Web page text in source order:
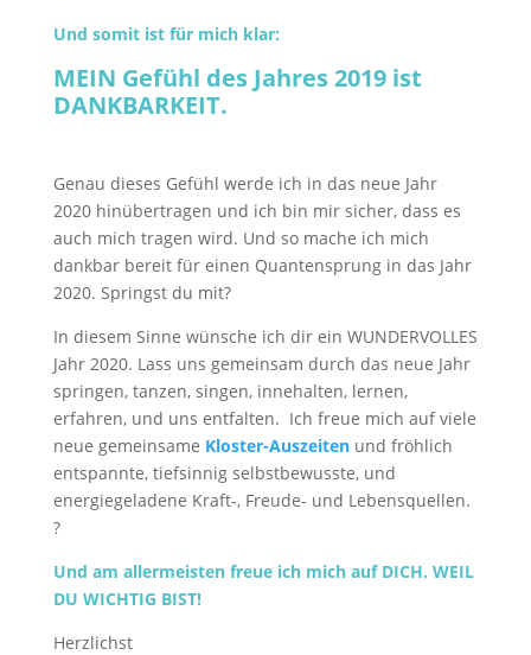
Und somit ist für mich klar:
MEIN Gefühl des Jahres 2019 ist
DANKBARKEIT.
Genau dieses Gefühl werde ich in das neue Jahr
2020 hinübertragen und ich bin mir sicher, dass es
auch mich tragen wird. Und so mache ich mich
dankbar bereit für einen Quantensprung in das Jahr
2020. Springst du mit?
In diesem Sinne wünsche ich dir ein WUNDERVOLLES
Jahr 2020. Lass uns gemeinsam durch das neue Jahr
springen, tanzen, singen, innehalten, lernen,
erfahren, und uns entfalten. Ich freue mich auf viele
neue gemeinsame Kloster-Auszeitenund fröhlich
entspannte, tiefsinnig selbstbewusste, und
energiegeladene Kraft-, Freude- und Lebensquellen.
?
Und am allermeisten freue ich mich auf DICH. WEIL
DU WICHTIG BIST!
Herzlichst